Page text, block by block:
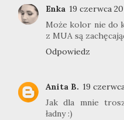
Enka 19 czerwca
Może kolor nie do
z MUA są
Odpowiedz
Anita B. 19
Jak dla mnie
ładny :)